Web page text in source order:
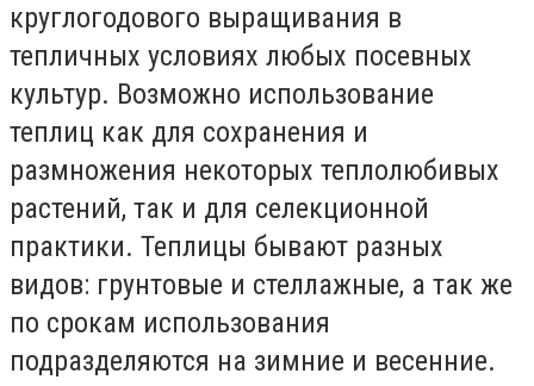
круглогодового выращивания в
тепличных условиях любых посевных
культур. Возможно использование
теплиц как для сохранения и
размножения некоторых теплолюбивых
растений, так и для селекционной
практики. Теплицы бывают разных
видов: грунтовые и стеллажные, а так же
по срокам использования
подразделяются на зимние и весенние.